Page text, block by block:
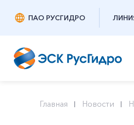
ПАО РУСГИДРО
Главная Новости